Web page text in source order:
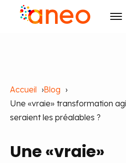
Intelligence Artificielle
Design
Agilité
Technologies avancées
ArmoniK
Qyma
Pilotage par la Valeur
R&D
Culture
Raison d'être
Blog
Évènements
Accueil
Blog
Une «vraie» transformation
seraient les préalables ?
Une «vraie»